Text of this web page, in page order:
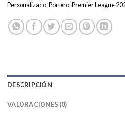
Personalizado,Portero,Premier League
DESCRIPCIÓN
VALORACIONES (0)